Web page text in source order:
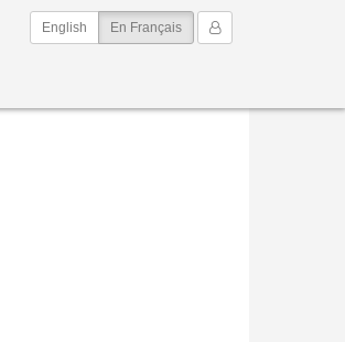
Mon Compte
English En Français(current)